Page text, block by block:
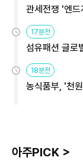
관세전쟁 '엔
17분전
섬유패션 글로
18분전
농식품부, '천
아주PICK >